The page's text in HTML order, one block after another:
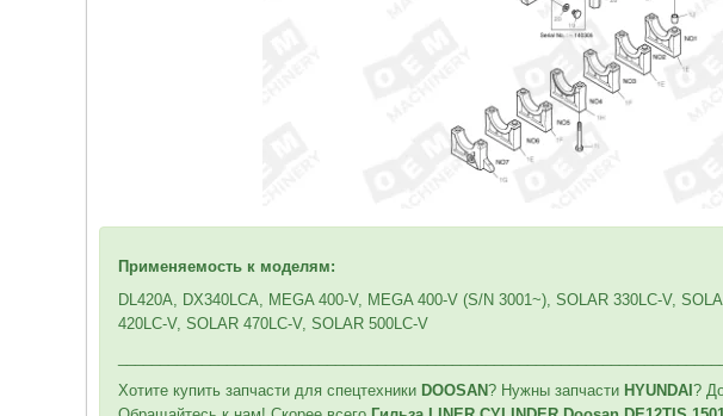
Применяемость к моделям:
DL420A, DX340LCA, MEGA 400-V, MEGA 400-V (S/N 3001~), SOLAR 330LC-V,
420LC-V, SOLAR 470LC-V, SOLAR 500LC-V
Хотите купить запчасти для спецтехники DOOSAN? Нужны запчасти HYUNDAI ?